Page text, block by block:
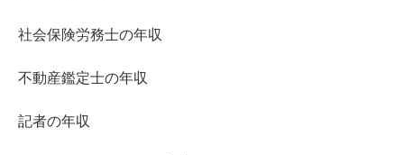
社会保険労務士の年収
不動産鑑定士の年収
記者の年収